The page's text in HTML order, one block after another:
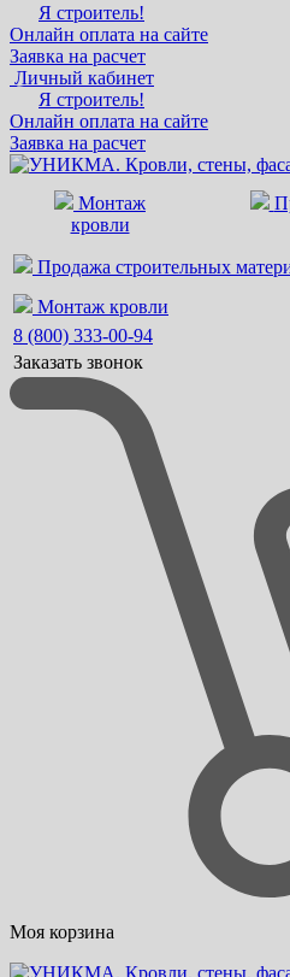
Я строитель!
Онлайн оплата на сайте
Заявка на расчет
Личный кабинет
Я строитель!
Онлайн оплата на сайте
Заявка на расчет
Монтаж
кровли
Продажа строительных
Монтаж кровли
8 (800) 333-00-94
Заказать звонок
Моя корзина